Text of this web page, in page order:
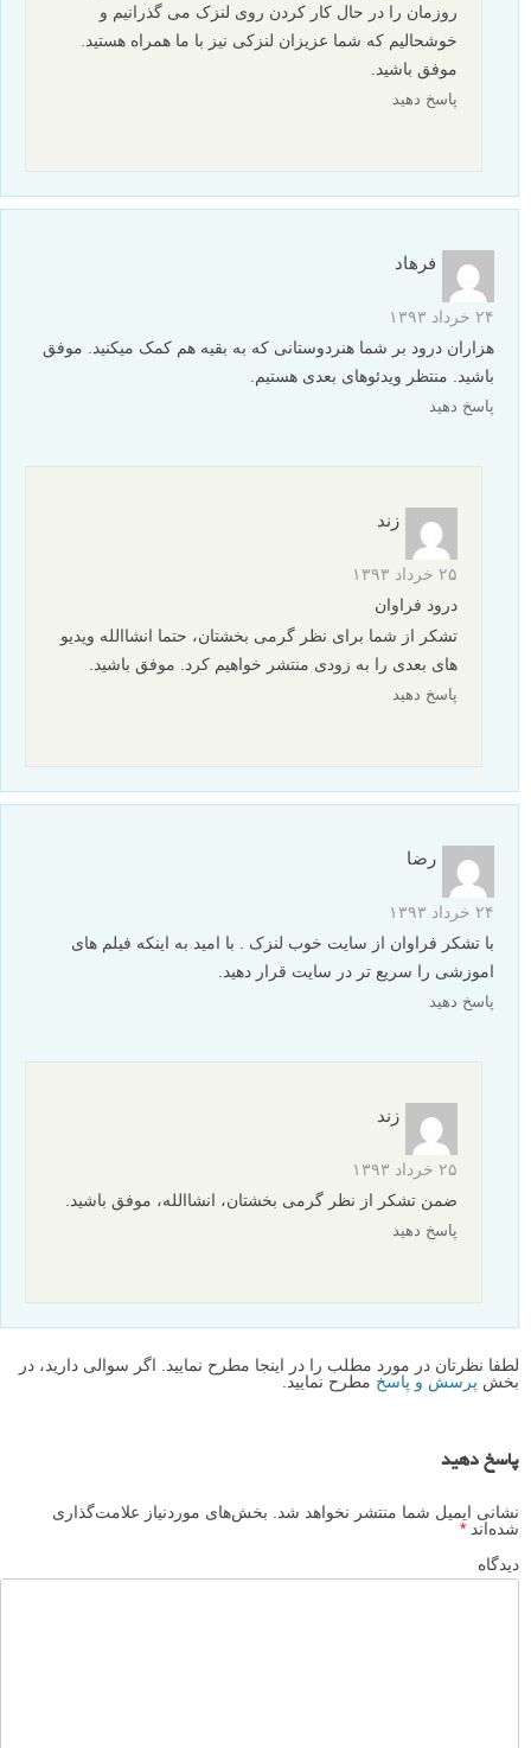
روزمان را در حال کار کردن روی لنزک می گذرانیم و
خوشحالیم که شما عزیزان لنزکی نیز با ما همراه هستید.
موفق باشید.
پاسخ دهید
فرهاد
۲۴ خرداد ۱۳۹۳
هزاران درود بر شما هنردوستانی که به بقیه هم کمک میکنید. موفق
باشید. منتظر ویدئوهای بعدی هستیم.
پاسخ دهید
زند
۲۵ خرداد ۱۳۹۳
درود فراوان
تشکر از شما برای نظر گرمی بخشتان، حتما انشاالله ویدیو
های بعدی را به زودی منتشر خواهیم کرد. موفق باشید.
پاسخ دهید
رضا
۲۴ خرداد ۱۳۹۳
با تشکر فراوان از سایت خوب لنزک . با امید به اینکه فیلم های
اموزشی را سریع تر در سایت قرار دهید.
پاسخ دهید
زند
۲۵ خرداد ۱۳۹۳
ضمن تشکر از نظر گرمی بخشتان، انشاالله، موفق باشید.
پاسخ دهید
لطفا نظرتان در مورد مطلب را در اینجا مطرح نمایید. اگر سوالی دارید، در
بخش پرسش و پاسخ مطرح نمایید.
پاسخ دهید
نشانی ایمیل شما منتشر نخواهد شد.
بخش‌های موردنیاز علامت‌گذاری
شده‌اند *
دیدگاه